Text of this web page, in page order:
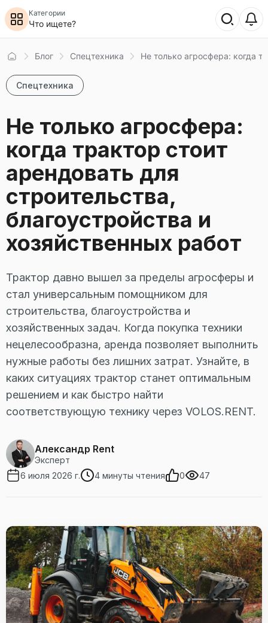
Категории
Что ищете?
Главная
Блог Спецтехника Не только агросфера: когда
Спецтехника
Не только агросфера:
когда трактор стоит
арендовать для
строительства,
благоустройства и
хозяйственных работ
Трактор давно вышел за пределы агросферы и
стал универсальным помощником для
строительства, благоустройства и
хозяйственных задач. Когда покупка техники
нецелесообразна, аренда позволяет выполнить
нужные работы без лишних затрат. Узнайте, в
каких ситуациях трактор станет оптимальным
решением и как быстро найти
соответствующую технику через VOLOS.RENT.
Александр Rent
Эксперт
6 июля 2026 г.
4 минуты чтения 0 47